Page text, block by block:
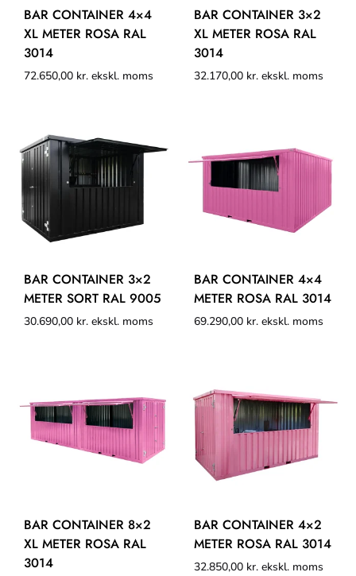
BAR CONTAINER 4×4
XL METER ROSA RAL
3014
72.650,00 kr. ekskl. moms
BAR CONTAINER 3×2
XL METER ROSA RAL
3014
32.170,00 kr. ekskl. moms
BAR CONTAINER 3×2
METER SORT RAL 9005
30.690,00 kr. ekskl. moms
BAR CONTAINER 4×4
METER ROSA RAL 3014
69.290,00 kr. ekskl. moms
BAR CONTAINER 8×2
XL METER ROSA RAL
3014
BAR CONTAINER 4×2
METER ROSA RAL 3014
32.850,00 kr. ekskl. moms